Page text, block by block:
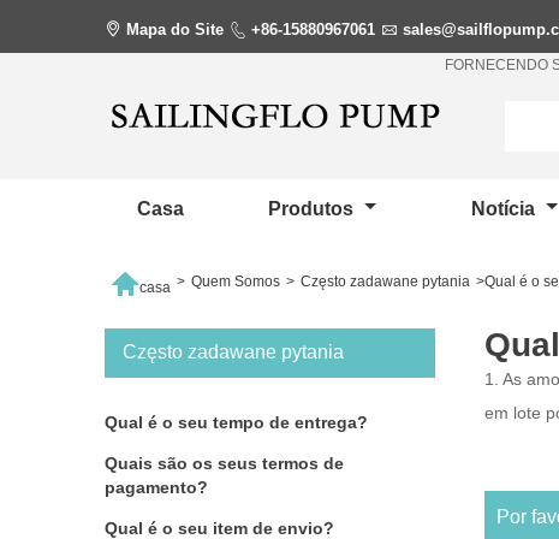
 Mapa do Site  +86-15880967061 
FORNECENDO
Casa Produtos Notícia
casa > Quem Somos > Często zadawane pytania >Qual é o
1. As
em lote
Por
Często zadawane pytania
Qual é o seu tempo de entrega?
Quais são os seus termos de
pagamento?
Qual é o seu item de envio?